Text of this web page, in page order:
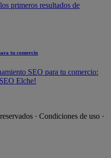
primeros resultados de
tu comercio
SEO para tu comercio:
Elche!
· Condiciones de uso ·